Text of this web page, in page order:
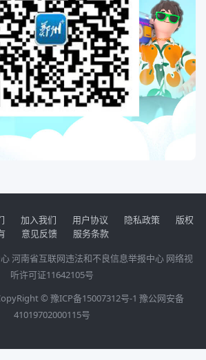
加入我们 用户协议 隐私政策
版权
意见反馈
服务条款
河南省互联网违法和不良信息举报中心 网络视
听许可证11642105号
© 豫ICP备15007312号-1 豫公网安备
41019702000115号